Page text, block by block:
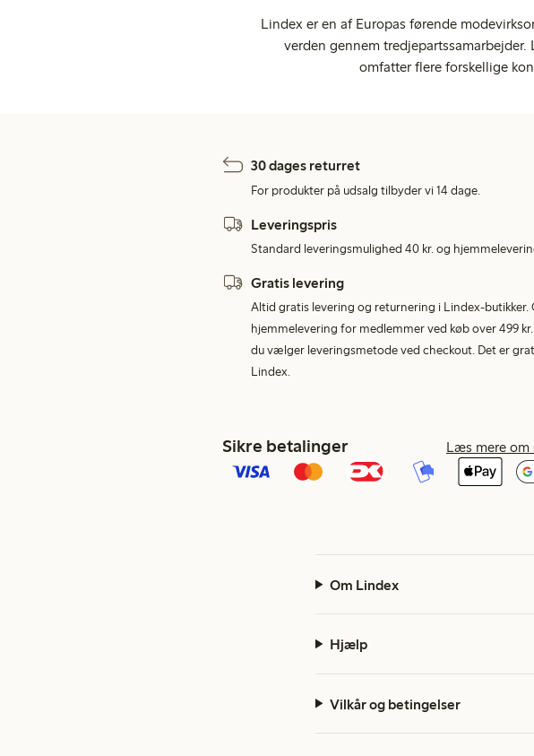
Lindex er en af Europas førende
verden gennem
omfatter flere forskellige
30 dages returret
For produkter på udsalg tilbyder vi 14 dage.
Leveringspris
Standard leveringsmulighed 40 kr. og
Gratis levering
Altid gratis levering og returnering i Lindex-butikker.
hjemmelevering for medlemmer ved køb over 499
du vælger leveringsmetode ved checkout. Det er
Lindex.
Sikre betalinger Læs mere om
Om Lindex
Hjælp
Vilkår og betingelser